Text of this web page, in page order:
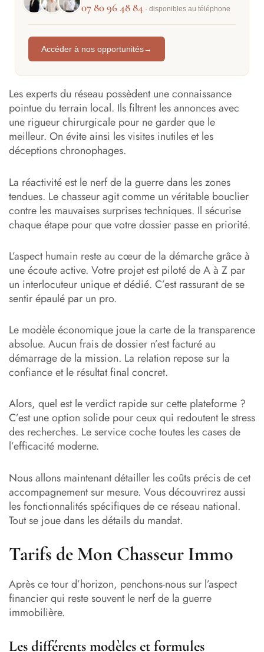
07 80 96 48 84 · disponibles au téléphone
Accéder à nos opportunités→
Les experts du réseau possèdent une connaissance
pointue du terrain local. Ils filtrent les annonces avec
une rigueur chirurgicale pour ne garder que le
meilleur. On évite ainsi les visites inutiles et les
déceptions chronophages.
La réactivité est le nerf de la guerre dans les zones
tendues. Le chasseur agit comme un véritable bouclier
contre les mauvaises surprises techniques. Il sécurise
chaque étape pour que votre dossier passe en priorité.
L’aspect humain reste au cœur de la démarche grâce à
une écoute active. Votre projet est piloté de A à Z par
un interlocuteur unique et dédié. C’est rassurant de se
sentir épaulé par un pro.
Le modèle économique joue la carte de la transparence
absolue. Aucun frais de dossier n’est facturé au
démarrage de la mission. La relation repose sur la
confiance et le résultat final concret.
Alors, quel est le verdict rapide sur cette plateforme ?
C’est une option solide pour ceux qui redoutent le stress
des recherches. Le service coche toutes les cases de
l’efficacité moderne.
Nous allons maintenant détailler les coûts précis de cet
accompagnement sur mesure. Vous découvrirez aussi
les fonctionnalités spécifiques de ce réseau national.
Tout se joue dans les détails du mandat.
Tarifs de Mon Chasseur Immo
Après ce tour d’horizon, penchons-nous sur l’aspect
financier qui reste souvent le nerf de la guerre
immobilière.
Les différents modèles et formules